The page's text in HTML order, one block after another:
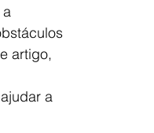
a
artigo,
a